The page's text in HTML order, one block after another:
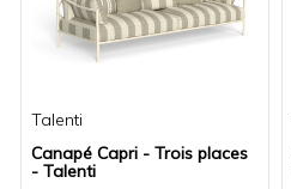
Talenti
Canapé Capri - Trois places
- Talenti